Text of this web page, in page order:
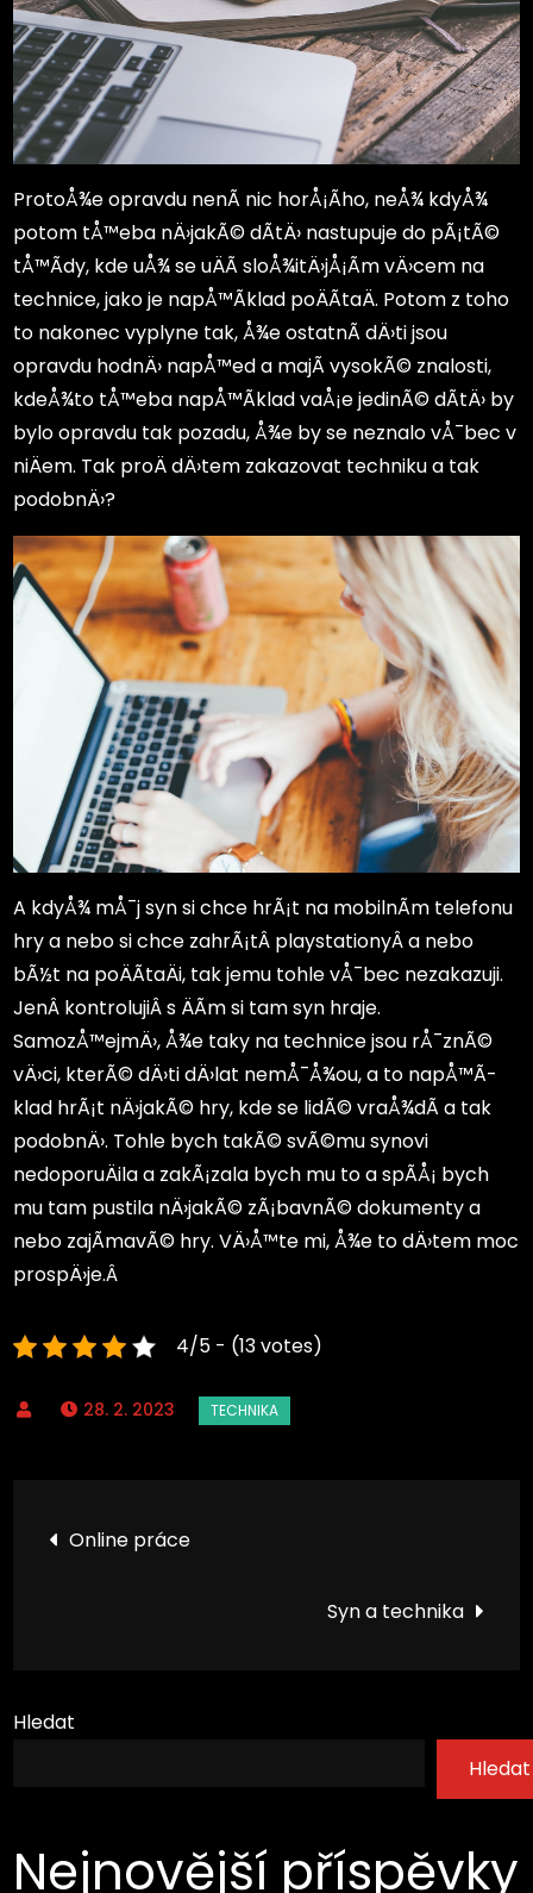
ProtoÅ¾e opravdu nenÃ­ nic horÅ¡Ã­ho, neÅ¾ kdyÅ¾
potom tÅ™eba nÄ›jakÃ© dÃ­tÄ› nastupuje do pÃ¡tÃ©
tÅ™Ã­dy, kde uÅ¾ se uÄÃ­ sloÅ¾itÄ›jÅ¡Ã­m vÄ›cem na
technice, jako je napÅ™Ã­klad poÄÃ­taÄ. Potom z toho
to nakonec vyplyne tak, Å¾e ostatnÃ­ dÄ›ti jsou
opravdu hodnÄ› napÅ™ed a majÃ­ vysokÃ© znalosti,
kdeÅ¾to tÅ™eba napÅ™Ã­klad vaÅ¡e jedinÃ© dÃ­tÄ› by
bylo opravdu tak pozadu, Å¾e by se neznalo vÅ¯bec v
niÄem. Tak proÄ dÄ›tem zakazovat techniku a tak
podobnÄ›?
A kdyÅ¾ mÅ¯j syn si chce hrÃ¡t na mobilnÃ­m telefonu
hry a nebo si chce zahrÃ¡tÂ playstationyÂ a nebo
bÃ½t na poÄÃ­taÄi, tak jemu tohle vÅ¯bec nezakazuji.
JenÂ kontrolujiÂ s ÄÃ­m si tam syn hraje.
SamozÅ™ejmÄ›, Å¾e taky na technice jsou rÅ¯znÃ©
vÄ›ci, kterÃ© dÄ›ti dÄ›lat nemÅ¯Å¾ou, a to napÅ™Ã­
klad hrÃ¡t nÄ›jakÃ© hry, kde se lidÃ© vraÅ¾dÃ­ a tak
podobnÄ›. Tohle bych takÃ© svÃ©mu synovi
nedoporuÄila a zakÃ¡zala bych mu to a spÃ­Å¡ bych
mu tam pustila nÄ›jakÃ© zÃ¡bavnÃ© dokumenty a
nebo zajÃ­mavÃ© hry. VÄ›Å™te mi, Å¾e to dÄ›tem moc
prospÄ›je.Â
4/5 - (13 votes)
28. 2. 2023
Navigace
Online práce
Syn a technika
Hledat
Hledat
Nejnovější příspěvky